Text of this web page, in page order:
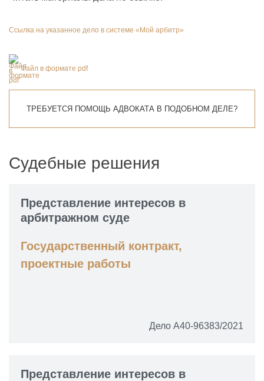
Ссылка на указанное дело в системе «Мой арбитр»
Файл в формате pdf
ТРЕБУЕТСЯ ПОМОЩЬ АДВОКАТА В ПОДОБНОМ ДЕЛЕ?
Судебные решения
Представление интересов в
арбитражном суде
Государственный контракт,
проектные работы
Дело А40-96383/2021
Представление интересов в